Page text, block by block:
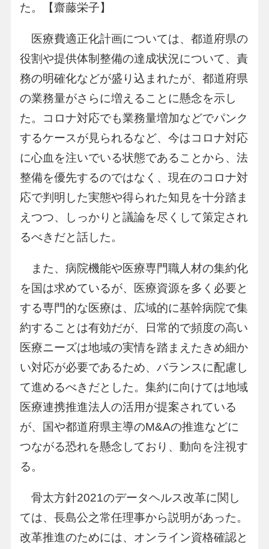
た。【齋藤栄子】
医療費適正化計画については、都道府県の
役割や提供体制整備の達成状況について、責
務の明確化などが盛り込まれたが、都道府県
の業務量がさらに増えることに懸念を示し
た。コロナ対応でも業務量増加などでパンク
するケースが見られるなど、今はコロナ対応
に心血を注いでいる状態であることから、法
整備を優先するのではなく、現在のコロナ対
応で判明した実態や得られた知見を十分踏ま
えつつ、しっかりと議論を尽くして策定され
るべきだと話した。
また、病院機能や医療専門職人材の集約化
を国は求めているが、医療資源を多く必要と
する専門的な医療は、広域的に基幹病院で集
約することは有効だが、日常的で頻度の高い
医療ニーズは地域の実情を踏まえたきめ細か
い対応が必要であるため、バランスに配慮し
て進めるべきだとした。集約に向けては地域
医療連携推進法人の活用が提案されている
が、国や都道府県主導のM&Aの推進などに
つながる恐れを懸念しており、動向を注視す
る。
骨太方針2021のデータヘルス改革に関し
ては、長島公之常任理事から説明があった。
改革推進のためには、オンライン資格確認と